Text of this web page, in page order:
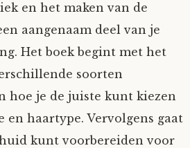
en het maken van de
aangenaam deel van je
Het boek begint met het
soorten
hoe je de juiste kunt kiezen
haartype. Vervolgens gaat
kunt voorbereiden voor